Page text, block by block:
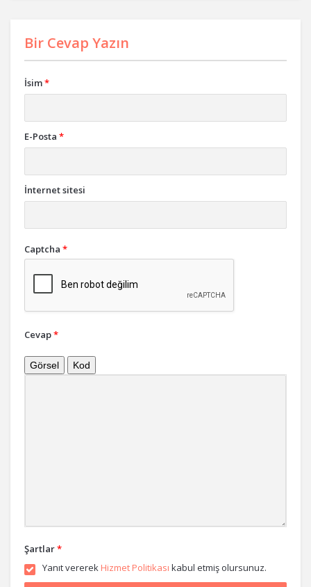
Bir Cevap Yazın
İsim*
E-Posta *
İnternet sitesi
Captcha *
Cevap*
Görsel Kod
Şartlar*
Yanıt vererek Hizmet Politikası kabul etmiş olursunuz.